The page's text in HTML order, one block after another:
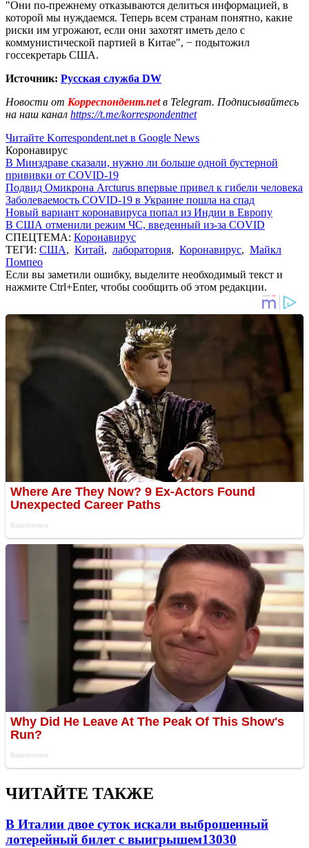
"Они по-прежнему отказываются делиться информацией, в
которой мы нуждаемся. Теперь всем странам понятно, какие
риски им угрожают, если они захотят иметь дело с
коммунистической партией в Китае", − подытожил
госсекретарь США.
Источник: Русская служба DW
Новости от Корреспондент.netв Telegram. Подписывайтесь
на наш канал https://t.me/korrespondentnet
Читайте Korrespondent.net в Google News
Коронавирус
В Минздраве сказали, нужно ли больше одной бустерной
прививки от COVID-19
Подвид Омикрона Arcturus впервые привел к гибели человека
Заболеваемость COVID-19 в Украине пошла на спад
Новый вариант коронавируса попал из Индии в Европу
В США отменили режим ЧС, введенный из-за COVID
СПЕЦТЕМА: Коронавирус
ТЕГИ: США, Китай, лаборатория, Коронавирус, Майкл
Помпео
Если вы заметили ошибку, выделите необходимый текст и
нажмите Ctrl+Enter, чтобы сообщить об этом редакции.
ЧИТАЙТЕ ТАКЖЕ
В Италии двое суток искали выброшенный
лотерейный билет с выигрышем13030